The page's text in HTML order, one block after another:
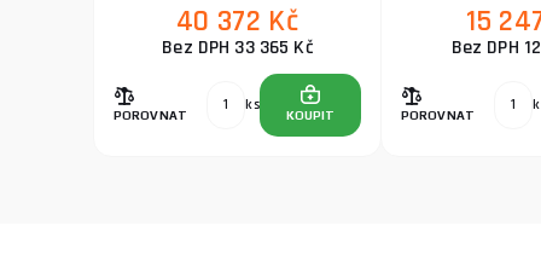
40 372 Kč
Bez DPH 33 365 Kč
POROVNAT
ks
KOUPIT
15
Bez DPH
POROVNAT